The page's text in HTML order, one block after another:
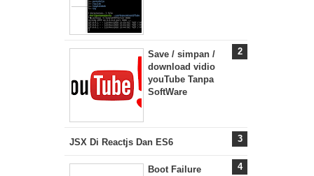
Save / simpan /
download vidio
youTube Tanpa
SoftWare
JSX Di Reactjs Dan ES6
Boot Failure